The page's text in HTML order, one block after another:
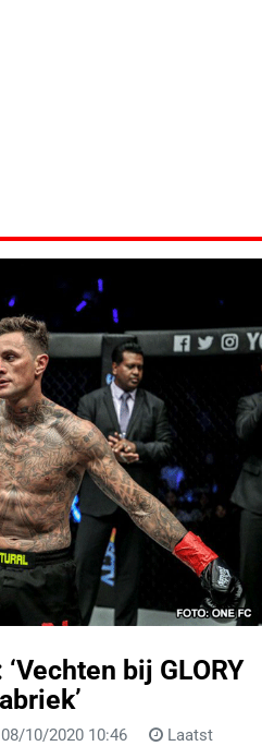
bij GLORY
08/10/2020 10:46
Laatst